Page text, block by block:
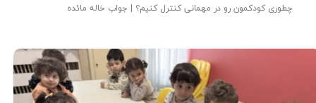
چطوری کودکمون رو در مهمانی کنترل کنیم؟ | جواب خاله مائده